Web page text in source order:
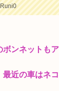
ボンネットも
最近の車はネ